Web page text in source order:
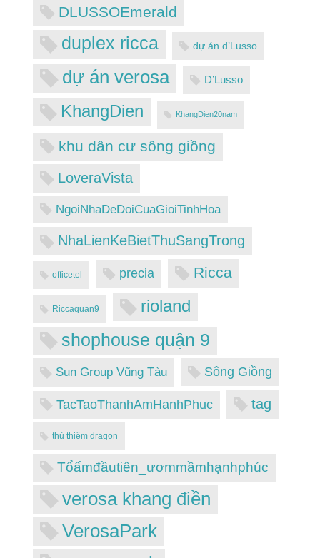
DLUSSOEmerald
duplex ricca dự án d’Lusso
dự án verosa D’Lusso
KhangDien KhangDien20nam
khu dân cư sông giồng
LoveraVista
NgoiNhaDeDoiCuaGioiTinhHoa
NhaLienKeBietThuSangTrong
officetel precia Ricca
Riccaquan9
rioland
shophouse quận 9
Sun Group Vũng Tàu Sông Giồng
TacTaoThanhAmHanhPhuc tag
thủ thiêm dragon
Tổấmđầutiên_ươmmầmhạnhphúc
verosa khang điền
VerosaPark